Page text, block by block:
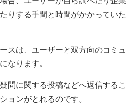
りする手間と時間がかかっていた
スは、ユーザーと双方向のコミュ
なります。
問に関する投稿などへ返信するこ
ョンがとれるのです。